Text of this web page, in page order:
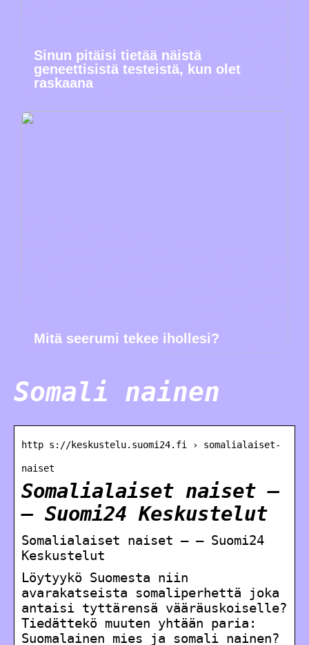
Sinun pitäisi tietää näistä
geneettisistä testeistä, kun olet
raskaana
Mitä seerumi tekee ihollesi?
Somali nainen
http s://keskustelu.suomi24.fi › somalialaiset-
naiset
Somalialaiset naiset –
– Suomi24 Keskustelut
Somalialaiset naiset – – Suomi24
Keskustelut
Löytyykö Suomesta niin
avarakatseista somaliperhettä joka
antaisi tyttärensä vääräuskoiselle?
Tiedättekö muuten yhtään paria:
Suomalainen mies ja somali nainen?